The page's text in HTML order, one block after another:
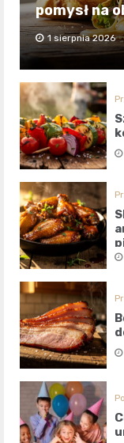
pomysł na
1 sierpnia 2026